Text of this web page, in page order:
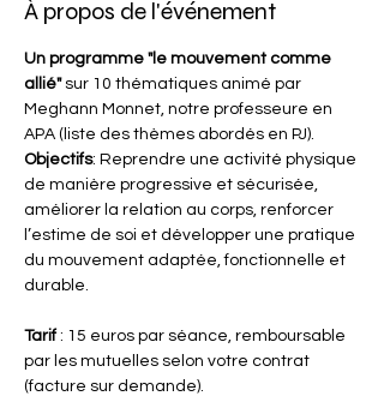
À propos de l'événement
Un programme "le mouvement comme
allié" sur 10 thématiques animé par
Meghann Monnet, notre professeure en
APA (liste des thèmes abordés en PJ).
Objectifs: Reprendre une activité physique
de manière progressive et sécurisée,
améliorer la relation au corps, renforcer
l’estime de soi et développer une pratique
du mouvement adaptée, fonctionnelle et
durable.
Tarif : 15 euros par séance, remboursable
par les mutuelles selon votre contrat
(facture sur demande).